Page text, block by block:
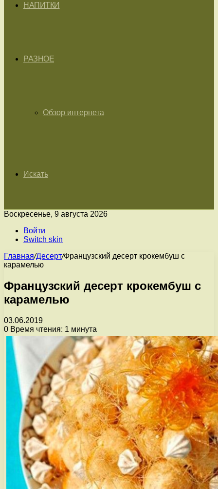
НАПИТКИ
РАЗНОЕ
Обзор интернета
Искать
Воскресенье, 9 августа 2026
Войти
Switch skin
Главная/Десерт/Французский десерт крокембуш с
карамелью
Французский десерт крокембуш с
карамелью
03.06.2019
0 Время чтения: 1 минута